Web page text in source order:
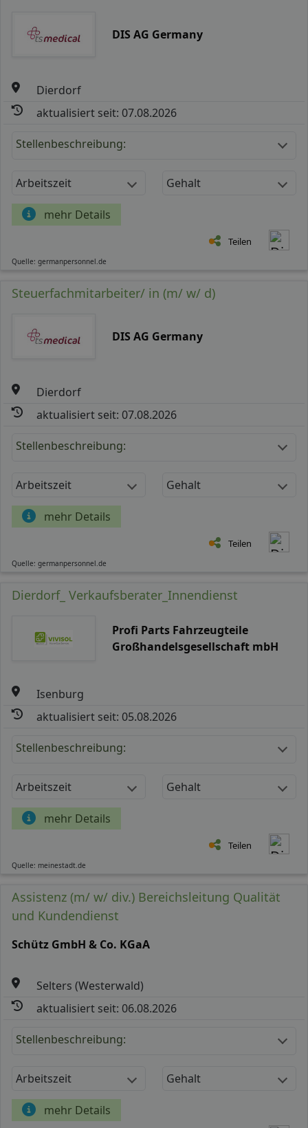
DIS AG Germany
Dierdorf
aktualisiert seit: 07.08.2026
Stellenbeschreibung:
Arbeitszeit Gehalt
mehr Details
Teilen
Quelle: germanpersonnel.de
Steuerfachmitarbeiter/ in (m/ w/ d)
DIS AG Germany
Dierdorf
aktualisiert seit: 07.08.2026
Stellenbeschreibung:
Arbeitszeit Gehalt
mehr Details
Teilen
Quelle: germanpersonnel.de
Dierdorf_ Verkaufsberater_Innendienst
Profi Parts Fahrzeugteile
Großhandelsgesellschaft mbH
Isenburg
aktualisiert seit: 05.08.2026
Stellenbeschreibung:
Arbeitszeit Gehalt
mehr Details
Teilen
Quelle: meinestadt.de
Assistenz (m/ w/ div.) Bereichsleitung Qualität
und Kundendienst
Schütz GmbH & Co. KGaA
Selters (Westerwald)
aktualisiert seit: 06.08.2026
Stellenbeschreibung:
Arbeitszeit Gehalt
mehr Details